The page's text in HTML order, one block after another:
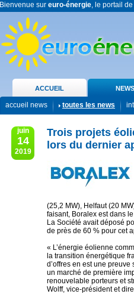
Bienvenue sur euro-énergie, le portail
ACCUEIL NEWS
accueil news toutes les news
juin
14
2019
Trois projets
lors du dernier
(25,2 MW), Helfaut (20
faisant, Boralex est dans
La Société avait déposé
de près de 60 % pour cet
« L’énergie éolienne
la transition énergétique
d’offres en est une
un marché de première
renouvelable porteurs et
Wolff, vice-président et